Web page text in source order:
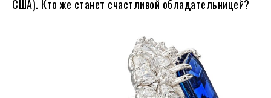
США). Кто же станет счастливой обладательницей?